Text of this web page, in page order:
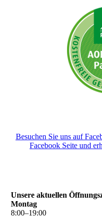
Besuchen Sie uns auf
Facebook Seite und
Unsere aktuellen
Montag
8:00–19:00